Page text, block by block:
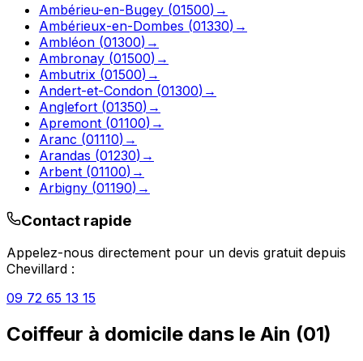
Ambérieu-en-Bugey (01500) →
Ambérieux-en-Dombes (01330) →
Ambléon (01300) →
Ambronay (01500) →
Ambutrix (01500) →
Andert-et-Condon (01300) →
Anglefort (01350) →
Apremont (01100) →
Aranc (01110) →
Arandas (01230) →
Arbent (01100) →
Arbigny (01190) →
Contact rapide
Appelez-nous directement pour un devis gratuit depuis
Chevillard :
09 72 65 13 15
Coiffeur à domicile dans le Ain (01)